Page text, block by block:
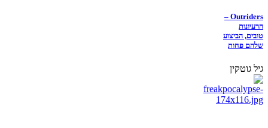
Outriders –
הרעיונות
טובים, הביצוע
שלהם פחות
גיל גוטקין